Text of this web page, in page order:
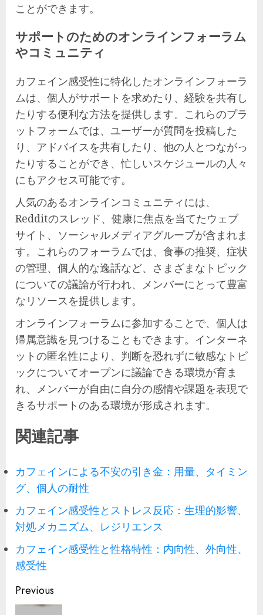
ことができます。
サポートのためのオンラインフォーラム
やコミュニティ
カフェイン感受性に特化したオンラインフォーラ
ムは、個人がサポートを求めたり、経験を共有し
たりする便利な方法を提供します。これらのプラ
ットフォームでは、ユーザーが質問を投稿した
り、アドバイスを共有したり、他の人とつながっ
たりすることができ、忙しいスケジュールの人々
にもアクセス可能です。
人気のあるオンラインコミュニティには、
Redditのスレッド、健康に焦点を当てたウェブ
サイト、ソーシャルメディアグループが含まれま
す。これらのフォーラムでは、食事の推奨、症状
の管理、個人的な逸話など、さまざまなトピック
についての議論が行われ、メンバーにとって豊富
なリソースを提供します。
オンラインフォーラムに参加することで、個人は
帰属意識を見つけることもできます。インターネ
ットの匿名性により、判断を恐れずに敏感なトピ
ックについてオープンに議論できる環境が育ま
れ、メンバーが自由に自分の感情や課題を表現で
きるサポートのある環境が形成されます。
関連記事
カフェインによる不安の引き金：用量、タイミン
グ、個人の耐性
カフェイン感受性とストレス反応：生理的影響、
対処メカニズム、レジリエンス
カフェイン感受性と性格特性：内向性、外向性、
感受性
Post
Previous